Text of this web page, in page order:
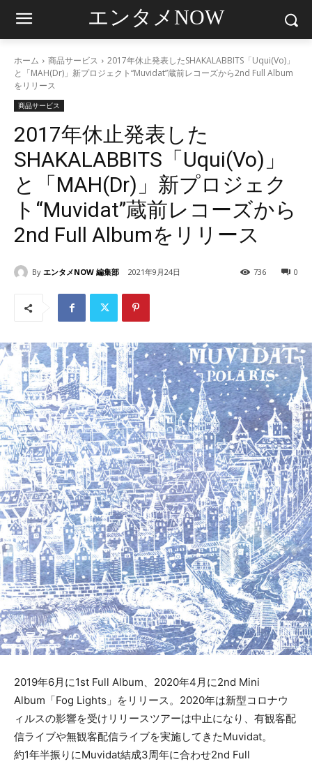
エンタメNOW
ホーム 商品サービス
2017年休止発表したSHAKALABBITS「Uqui(Vo)」
と「MAH(Dr)」新プロジェクト“Muvidat”蔵前レコーズから2nd Full Album
をリリース
商品サービス
2017年休止発表した
SHAKALABBITS「Uqui(Vo)」
と「MAH(Dr)」新プロジェク
ト“Muvidat”蔵前レコーズから
2nd Full Albumをリリース
By エンタメNOW 編集部 2021年9月24日 0
736
2019年6月に1st Full Album、2020年4月に2nd Mini
Album「Fog Lights」をリリース。2020年は新型コロナウ
ィルスの影響を受けリリースツアーは中止になり、有観客配
信ライブや無観客配信ライブを実施してきたMuvidat。
約1年半振りにMuvidat結成3周年に合わせ2nd Full